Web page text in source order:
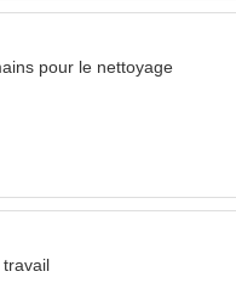
pour le nettoyage